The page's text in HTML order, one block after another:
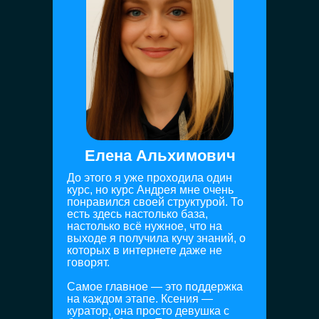
начинающего дизайнера.
Елена Альхимович
До этого я уже проходила один
курс, но курс Андрея мне очень
понравился своей структурой. То
есть здесь настолько база,
настолько всё нужное, что на
выходе я получила кучу знаний, о
которых в интернете даже не
говорят.
Самое главное — это поддержка
на каждом этапе. Ксения —
куратор, она просто девушка с